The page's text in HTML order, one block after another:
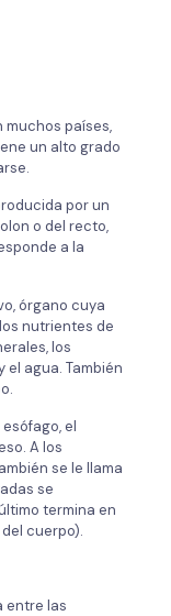
países,
un alto grado
por un
o del recto,
a la
órgano cuya
nutrientes de
los
agua. También
el
A los
se le llama
se
termina en
cuerpo).
entre las